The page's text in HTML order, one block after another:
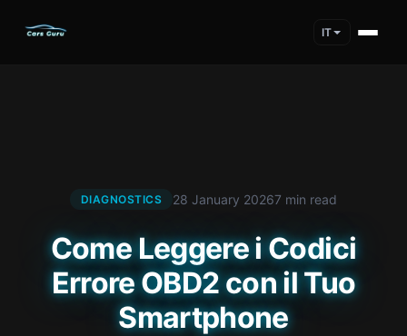
IT
DIAGNOSTICS 28 January 20267 min read
Come Leggere i Codici
Errore OBD2 con il Tuo
Smartphone